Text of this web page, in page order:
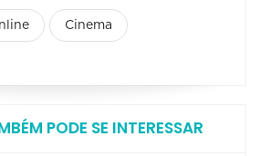
Cinema
PODE SE INTERESSAR